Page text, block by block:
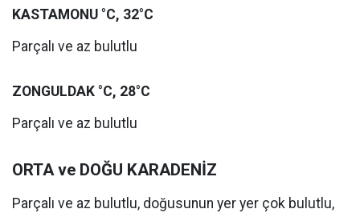
KASTAMONU °C, 32°C
Parçalı ve az bulutlu
ZONGULDAK °C, 28°C
Parçalı ve az bulutlu
ORTA ve DOĞU KARADENİZ
Parçalı ve az bulutlu, doğusunun yer yer çok bulutlu,